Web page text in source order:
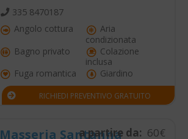
335 8470187
Angolo cottura
Aria
condizionata
Bagno privato
Colazione
inclusa
Fuga romantica
Giardino
RICHIEDI PREVENTIVO GRATUITO
Masseria Santanna
a partire da: 60€